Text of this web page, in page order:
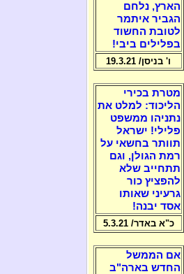
הארץ, נלחם
הגביר איתמר
לטובת החשוד
בפלילים ביבי!
ו' בניסן/ 19.3.21
מטרת בכירי
הליכוד: למלט את
נתניהו ממשפט
פלילי! ישראל
תוותר בחשאי על
רמת הגולן, וגם
תתחייב שלא
להפציץ כור
גרעיני שאותו
אסד יבנה!
כ"א באדר/ 5.3.21
אם הממשל
החדש בארה"ב